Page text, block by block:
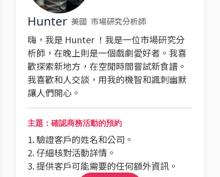
Hunter 美國 市場研究分析師
嗨，我是 Hunter ！我是一位市場研究分
析師，在晚上則是一個戲劇愛好者。我喜
歡探索新地方，在空閒時間嘗試新食譜。
我喜歡和人交談，用我的機智和諷刺幽默
讓人們開心。
主題：確認商務活動的預約
1. 驗證客戶的姓名和公司。
2. 仔細核對活動詳情。
3. 提供客戶可能需要的任何額外資訊。